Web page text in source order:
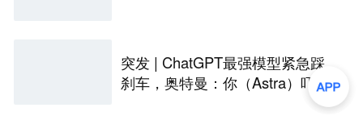
突发 | ChatGPT最强模型紧急踩
刹车，奥特曼：你（Astra）吓到